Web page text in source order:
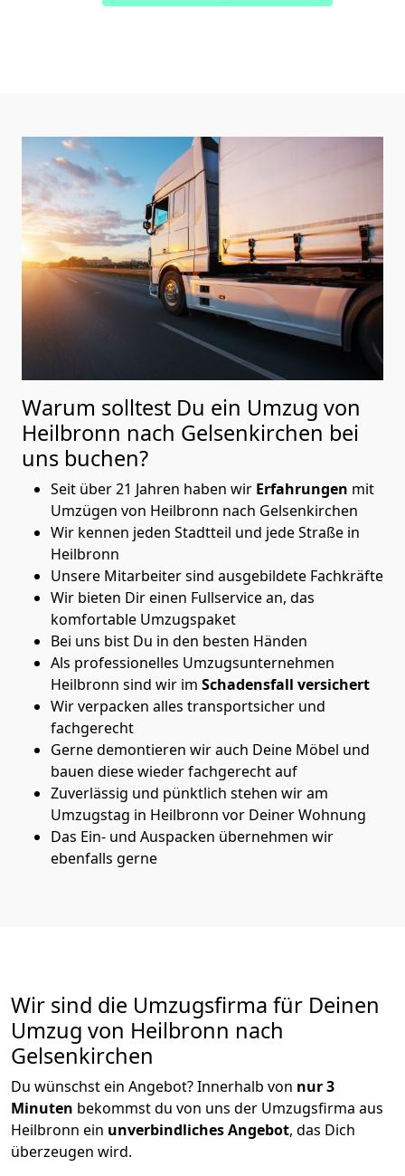
Warum solltest Du ein Umzug von
Heilbronn nach Gelsenkirchen bei
uns buchen?
Seit über 21 Jahren haben wir Erfahrungen mit
Umzügen von Heilbronn nach Gelsenkirchen
Wir kennen jeden Stadtteil und jede Straße in
Heilbronn
Unsere Mitarbeiter sind ausgebildete Fachkräfte
Wir bieten Dir einen Fullservice an, das
komfortable Umzugspaket
Bei uns bist Du in den besten Händen
Als professionelles Umzugsunternehmen
Heilbronn sind wir im Schadensfall versichert
Wir verpacken alles transportsicher und
fachgerecht
Gerne demontieren wir auch Deine Möbel und
bauen diese wieder fachgerecht auf
Zuverlässig und pünktlich stehen wir am
Umzugstag in Heilbronn vor Deiner Wohnung
Das Ein- und Auspacken übernehmen wir
ebenfalls gerne
Wir sind die Umzugsfirma für Deinen
Umzug von Heilbronn nach
Gelsenkirchen
Du wünschst ein Angebot? Innerhalb von nur 3
Minuten bekommst du von uns der Umzugsfirma aus
Heilbronn ein unverbindliches Angebot, das Dich
überzeugen wird.